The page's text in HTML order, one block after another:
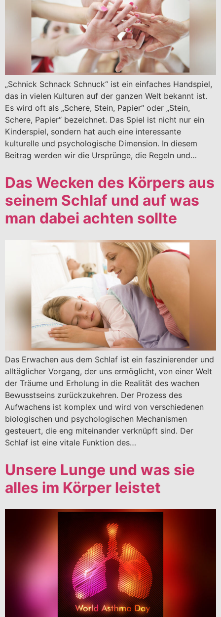
„Schnick Schnack Schnuck“ ist ein einfaches Handspiel,
das in vielen Kulturen auf der ganzen Welt bekannt ist.
Es wird oft als „Schere, Stein, Papier“ oder „Stein,
Schere, Papier“ bezeichnet. Das Spiel ist nicht nur ein
Kinderspiel, sondern hat auch eine interessante
kulturelle und psychologische Dimension. In diesem
Beitrag werden wir die Ursprünge, die Regeln und…
Das Wecken des Körpers aus
seinem Schlaf und auf was
man dabei achten sollte
Das Erwachen aus dem Schlaf ist ein faszinierender und
alltäglicher Vorgang, der uns ermöglicht, von einer Welt
der Träume und Erholung in die Realität des wachen
Bewusstseins zurückzukehren. Der Prozess des
Aufwachens ist komplex und wird von verschiedenen
biologischen und psychologischen Mechanismen
gesteuert, die eng miteinander verknüpft sind. Der
Schlaf ist eine vitale Funktion des…
Unsere Lunge und was sie
alles im Körper leistet